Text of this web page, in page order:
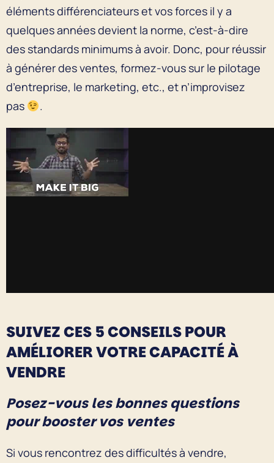
éléments différenciateurs et vos forces il y a
quelques années devient la norme, c’est-à-dire
des standards minimums à avoir. Donc, pour réussir
à générer des ventes, formez-vous sur le pilotage
d’entreprise, le marketing, etc., et n’improvisez
pas
.
SUIVEZ CES 5 CONSEILS POUR
AMÉLIORER VOTRE CAPACITÉ À
VENDRE
Posez-vous les bonnes questions
pour booster vos ventes
Si vous rencontrez des difficultés à vendre,